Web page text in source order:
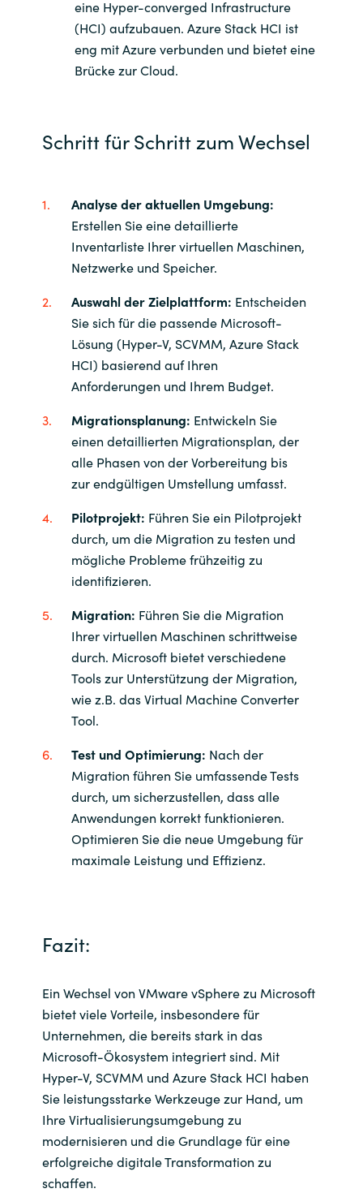
eine Hyper-converged Infrastructure
(HCI) aufzubauen. Azure Stack HCI ist
eng mit Azure verbunden und bietet eine
Brücke zur Cloud.
Schritt für Schritt zum Wechsel
Analyse der aktuellen Umgebung:
Erstellen Sie eine detaillierte
Inventarliste Ihrer virtuellen Maschinen,
Netzwerke und Speicher.
Auswahl der Zielplattform: Entscheiden
Sie sich für die passende Microsoft-
Lösung (Hyper-V, SCVMM, Azure Stack
HCI) basierend auf Ihren
Anforderungen und Ihrem Budget.
Migrationsplanung: Entwickeln Sie
einen detaillierten Migrationsplan, der
alle Phasen von der Vorbereitung bis
zur endgültigen Umstellung umfasst.
Pilotprojekt: Führen Sie ein Pilotprojekt
durch, um die Migration zu testen und
mögliche Probleme frühzeitig zu
identifizieren.
Migration: Führen Sie die Migration
Ihrer virtuellen Maschinen schrittweise
durch. Microsoft bietet verschiedene
Tools zur Unterstützung der Migration,
wie z.B. das Virtual Machine Converter
Tool.
Test und Optimierung: Nach der
Migration führen Sie umfassende Tests
durch, um sicherzustellen, dass alle
Anwendungen korrekt funktionieren.
Optimieren Sie die neue Umgebung für
maximale Leistung und Effizienz.
Fazit:
Ein Wechsel von VMware vSphere zu Microsoft
bietet viele Vorteile, insbesondere für
Unternehmen, die bereits stark in das
Microsoft-Ökosystem integriert sind. Mit
Hyper-V, SCVMM und Azure Stack HCI haben
Sie leistungsstarke Werkzeuge zur Hand, um
Ihre Virtualisierungsumgebung zu
modernisieren und die Grundlage für eine
erfolgreiche digitale Transformation zu
schaffen.